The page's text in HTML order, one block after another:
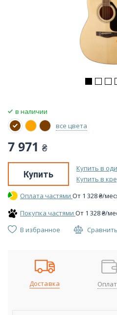
в наличии
все цвета
7 971 ₴
Купить
Купить в
Купить в
Оплата частями От 1 328₴/
Покупка частями От 1 328₴/
В избранное
Сравнить
Доставка